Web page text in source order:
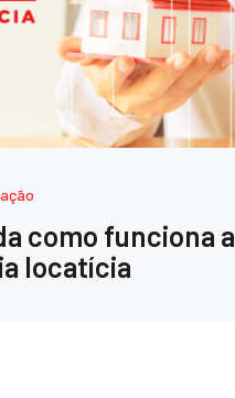
como funciona a
locatícia